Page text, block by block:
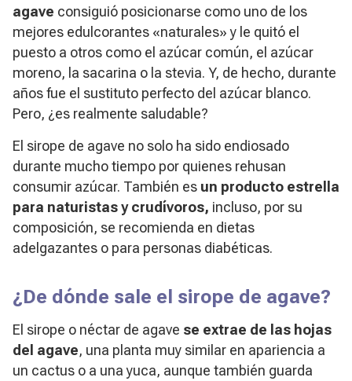
agave consiguió posicionarse como uno de los
mejores edulcorantes «naturales» y le quitó el
puesto a otros como el azúcar común, el azúcar
moreno, la sacarina o la stevia. Y, de hecho, durante
años fue el sustituto perfecto del azúcar blanco.
Pero, ¿es realmente saludable?
El sirope de agave no solo ha sido endiosado
durante mucho tiempo por quienes rehusan
consumir azúcar. También es un producto estrella
para naturistas y crudívoros, incluso, por su
composición, se recomienda en dietas
adelgazantes o para personas diabéticas.
¿De dónde sale el sirope de agave?
El sirope o néctar de agave se extrae de las hojas
del agave, una planta muy similar en apariencia a
un cactus o a una yuca, aunque también guarda